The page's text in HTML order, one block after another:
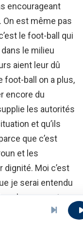
encourageant
On est même pas
le foot-ball qui
le milieu
aient leur dû
foot-ball on a plus,
encore du
les autorités
et qu’ils
que c’est
et les
dignité. Moi c’est
je serai entendu
choses vont
Eboa Lotin - WASE